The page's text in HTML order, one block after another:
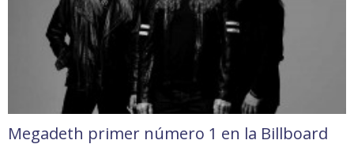
Megadeth primer número 1 en la Billboard